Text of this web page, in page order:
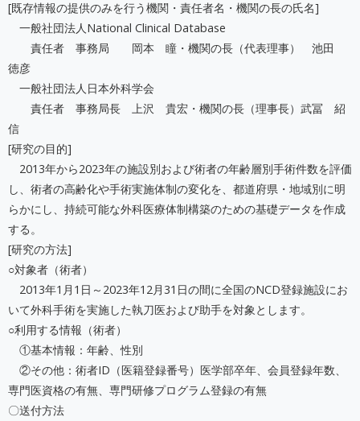
[既存情報の提供のみを行う機関・責任者名・機関の長の氏名]
一般社団法人National Clinical Database
責任者 事務局 岡本 瞳・機関の長（代表理事） 池田
徳彦
一般社団法人日本外科学会
責任者 事務局長 上沢 貴宏・機関の長（理事長）武冨 紹
信
[研究の目的]
2013年から2023年の施設別および術者の年齢層別手術件数を評価
し、術者の高齢化や手術実施体制の変化を、都道府県・地域別に明
らかにし、持続可能な外科医療体制構築のための基礎データを作成
する。
[研究の方法]
○対象者（術者）
2013年1月1日～2023年12月31日の間に全国のNCD登録施設にお
いて外科手術を実施した執刀医および助手を対象とします。
○利用する情報（術者）
①基本情報：年齢、性別
②その他：術者ID（医籍登録番号）医学部卒年、会員登録年数、
専門医資格の有無、専門研修プログラム登録の有無
〇送付方法